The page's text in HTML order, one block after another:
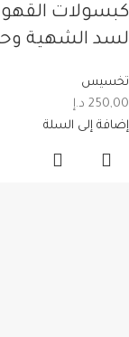
لسد الشهية وحرق
تخسيس
250,00 د.إ
إضافة إلى السلة